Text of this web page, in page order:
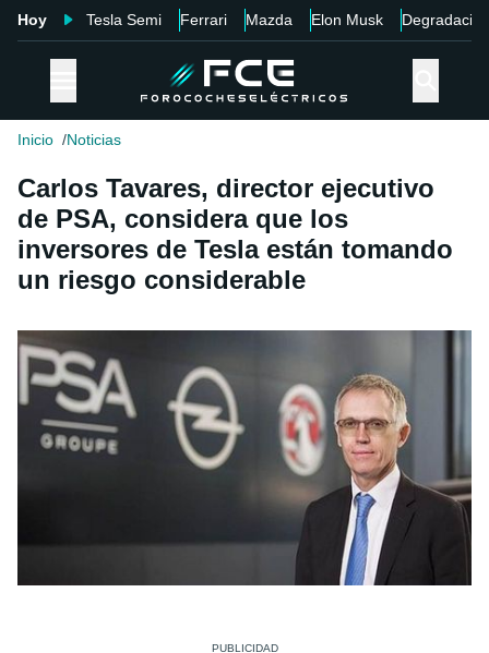
Hoy Tesla Semi Ferrari Mazda Elon Musk Degradación
Inicio Noticias
Carlos Tavares, director ejecutivo
de PSA, considera que los
inversores de Tesla están tomando
un riesgo considerable